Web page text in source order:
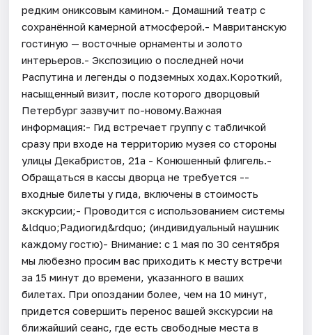
редким ониксовым камином.- Домашний театр с
сохранённой камерной атмосферой.- Мавританскую
гостиную — восточные орнаменты и золото
интерьеров.- Экспозицию о последней ночи
Распутина и легенды о подземных ходах.Короткий,
насыщенный визит, после которого дворцовый
Петербург зазвучит по-новому.Важная
информация:- Гид встречает группу с табличкой
сразу при входе на территорию музея со стороны
улицы Декабристов, 21а - Конюшенный флигель.-
Обращаться в кассы дворца не требуется --
входные билеты у гида, включены в стоимость
экскурсии;- Проводится с использованием системы
&ldquo;Радиогид&rdquo; (индивидуальный наушник
каждому гостю)- Внимание: с 1 мая по 30 сентября
мы любезно просим вас приходить к месту встречи
за 15 минут до времени, указанного в ваших
билетах. При опоздании более, чем на 10 минут,
придется совершить перенос вашей экскурсии на
ближайший сеанс, где есть свободные места в